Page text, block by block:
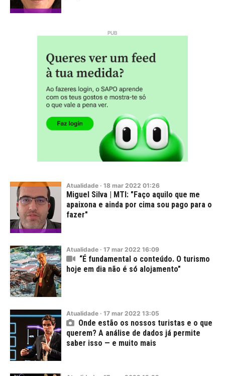
Atualidade · 18 mar 2022 01:26
Miguel Silva | MTI: "Faço aquilo que me
apaixona e ainda por cima sou pago para o
fazer"
Atualidade · 17 mar 2022 16:09
“É fundamental o conteúdo. O turismo
hoje em dia não é só alojamento"
Atualidade · 17 mar 2022 13:05
Onde estão os nossos turistas e o que
querem? A análise de dados já permite
saber isso — e muito mais